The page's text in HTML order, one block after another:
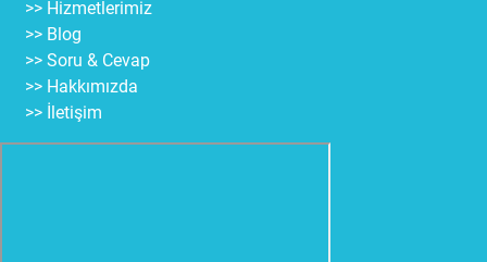
>> Hizmetlerimiz
>> Blog
>> Soru & Cevap
>> Hakkımızda
>> İletişim